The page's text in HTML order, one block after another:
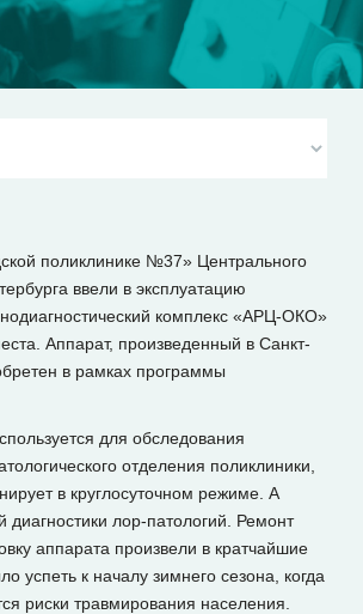
поликлинике №37» Центрального
ввели в эксплуатацию
комплекс «АРЦ-ОКО»
Аппарат, произведенный в Санкт-
в рамках программы
для обследования
отделения поликлиники,
в круглосуточном режиме. А
диагностики лор-патологий. Ремонт
аппарата произвели в кратчайшие
успеть к началу зимнего сезона, когда
риски травмирования населения.